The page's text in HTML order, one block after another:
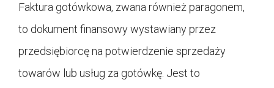
Faktura gotówkowa, zwana również paragonem,
to dokument finansowy wystawiany przez
przedsiębiorcę na potwierdzenie sprzedaży
towarów lub usług za gotówkę. Jest to